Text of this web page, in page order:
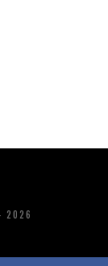
2026